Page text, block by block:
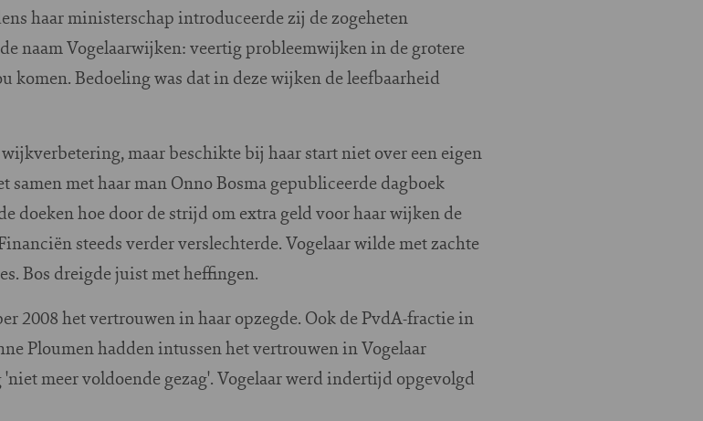
haar ministerschap introduceerde zij de zogeheten
naam Vogelaarwijken: veertig probleemwijken in de grotere
komen. Bedoeling was dat in deze wijken de leefbaarheid
maar beschikte bij haar start niet over een eigen
samen met haar man Onno Bosma gepubliceerde dagboek
doeken hoe door de strijd om extra geld voor haar wijken de
steeds verder verslechterde. Vogelaar wilde met zachte
Bos dreigde juist met heffingen.
2008 het vertrouwen in haar opzegde. Ook de PvdA-fractie in
Ploumen hadden intussen het vertrouwen in Vogelaar
meer voldoende gezag'. Vogelaar werd indertijd opgevolgd